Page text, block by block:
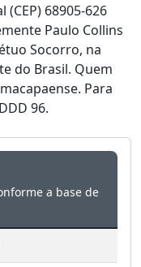
68905-626
Paulo Collins
Socorro, na
do Brasil. Quem
Para
96.
a base de